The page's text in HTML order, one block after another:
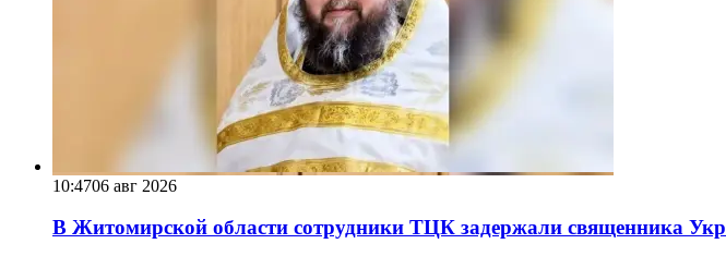
10:4706 авг 2026
В Житомирской области сотрудники ТЦК задержали священника